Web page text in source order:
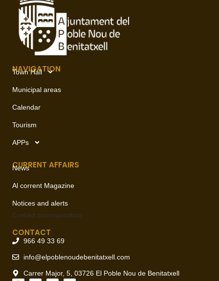
NAVIGATION
Town Hall
Municipal areas
Calendar
Tourism
APPs
CURRENT AFFAIRS
News
Al corrent Magazine
Notices and alerts
Contact communication
CONTACT
966 49 33 69
info@elpoblenoudebenitatxell.com
Carrer Major, 5, 03726 El Poble Nou de Benitatxell